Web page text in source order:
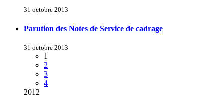
31 octobre 2013
Parution des Notes de Service de cadrage
31 octobre 2013
1
2
3
4
2012